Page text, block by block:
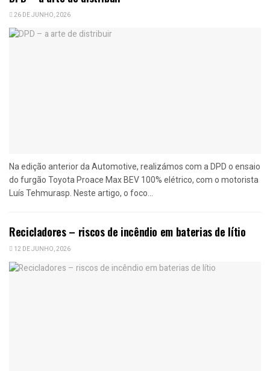
26 DE JUNHO, 2026
Na edição anterior da Automotive, realizámos com a DPD o ensaio
do furgão Toyota Proace Max BEV 100% elétrico, com o motorista
Luís Tehmurasp. Neste artigo, o foco...
Recicladores – riscos de incêndio em baterias de lítio
12 DE JUNHO, 2026